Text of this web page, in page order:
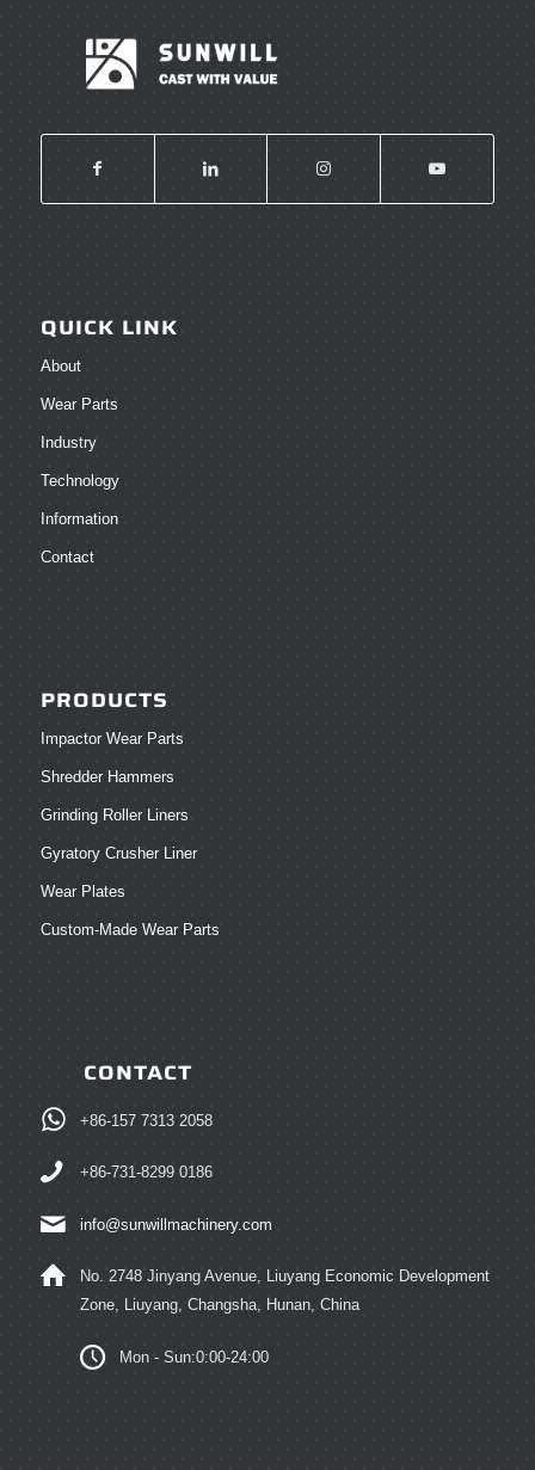
QUICK LINK
About
Wear Parts
Industry
Technology
Information
Contact
PRODUCTS
Impactor Wear Parts
Shredder Hammers
Grinding Roller Liners
Gyratory Crusher Liner
Wear Plates
Custom-Made Wear Parts
CONTACT
+86-157 7313 2058
+86-731-8299 0186
info@sunwillmachinery.com
No. 2748 Jinyang Avenue, Liuyang Economic Development
Zone, Liuyang, Changsha, Hunan, China
Mon - Sun:0:00-24:00